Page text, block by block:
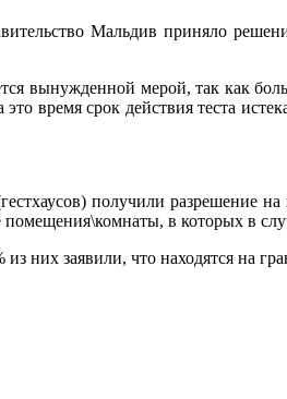
Мальдив приняло
вынужденной мерой, так как
время срок действия теста
получили разрешение
в которых в
них заявили, что находятся на